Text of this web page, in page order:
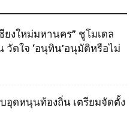
งใหม่มหานคร” ชูโมเดล
ดใจ ‘อนุทิน’อนุมัติหรือไม่
อุดหนุนท้องถิ่น เตรียมจัดตั้ง